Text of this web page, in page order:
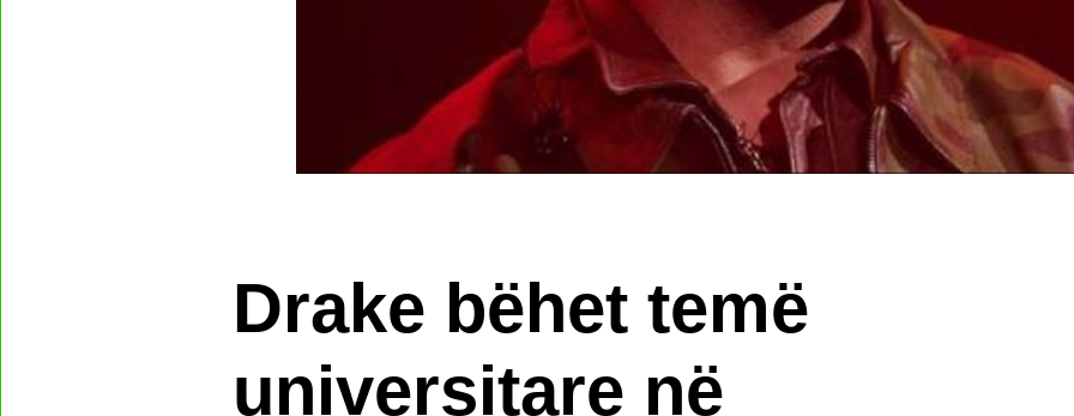
Drake bëhet temë
universitare në